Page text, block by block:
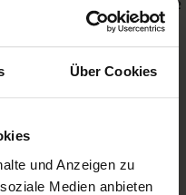
Über Cookies
und Anzeigen zu
Medien anbieten
(BMUV)
– UFZ,